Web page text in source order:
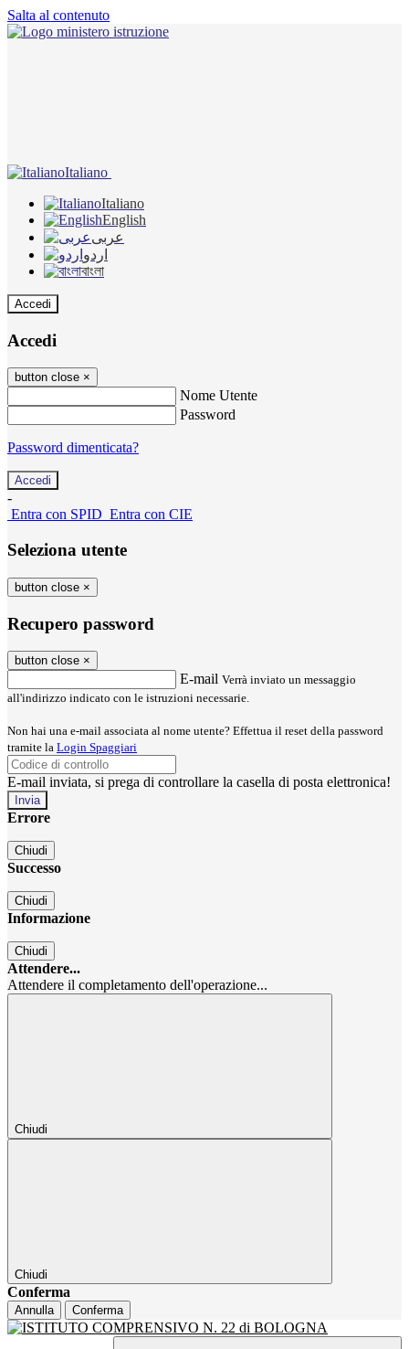
Salta al contenuto
Italiano
Italiano
English
عربى
اردو
বাংলা
Accedi
Accedi
button close ×
Nome Utente
Password
Password dimenticata?
-
Entra con SPID Entra con CIE
Seleziona utente
button close ×
Recupero password
button close ×
E-mail Verrà inviato un messaggio
all'indirizzo indicato con le istruzioni necessarie.
Non hai una e-mail associata al nome utente? Effettua il reset della password
tramite la Login Spaggiari
E-mail inviata, si prega di controllare la casella di posta elettronica!
Errore
Chiudi
Successo
Chiudi
Informazione
Chiudi
Attendere...
Attendere il completamento dell'operazione...
Chiudi
Chiudi
Conferma
Annulla Conferma